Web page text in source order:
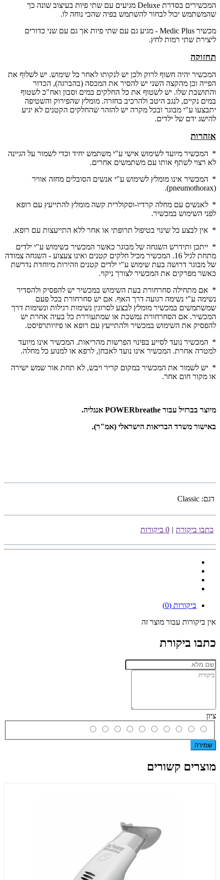
המכשירים בסדרת Deluxe מגיעים עם שתי פיות בעיצוב שונה כך
שהמשתמש יכול לבחור להשתמש בפיה שהכי נוחה לו.
מכשיר Medic Plus - מגיע גם עם שתי פיות אך גם עם שני כדורים
ליצירת שתי רמות לחץ.
תחזוקה
המכשיר יהיה חשוף לרוק ולכן יש לנקותו לאחר כל שימוש. יש לשלוף את
הפייה וכן מהקצה השני יש להסיר את המכסה (בהברגה), הכדור
והתושבת שלו. יש לשטוף את כל החלקים במים וסבון ואח"כ לשטוף
במים נקיים, לנגב היטב ולהרכיב בחזרה. מומלץ שהפירוק והשטיפה
יתבצעו ע"י מבוגר ובכל מקרה יש להזהר שהחלקים הקטנים לא יגיע
להישג ידם של ילדים.
אזהרות
* המכשיר מיועד לשימוש אישי ע"י משתמש יחיד וכדי לשמור על הגיינה
לא רצוי לשתף אותו עם משתמשים אחרים.
* המכשיר אינו מומלץ לשימוש ע"י אנשים הסובלים מחזה אוויר
(pneumothorax).
* לאנשים עם מחלה קרדיו-וסקולרית קשה מומלץ להתייעץ עם רופא
לפני השימוש במכשיר.
* אין לבצע כל שינוי בטיפול תרופתי או אחר ללא התייעצות עם רופא.
* ייתכן ותידרש השגחה של מבוגר כאשר המכשיר בשימוש ע"י ילדים
מתחת לגיל 16. המכשיר מכיל חלקים קטנים ואינו צעצוע - השגחה צמודה
של מבוגר דרושה בעת שימוש ע"י ילדים קטנים וזהירות מיוחדת נדרשת
כאשר מפרקים את המכשיר לצורך ניקוי.
* אם מתחילה סחרחורת בעת השימוש במכשיר יש להפסיק ולהסדיר
נשימה ע"י נשימה רגועה דרך האף. אם יש סחרחורת בכל פעם
שמשתמשים במכשיר מומלץ לבצע לסרוגין נשימות רגילות ונשימות דרך
המכשיר. אם הסחרחורת נמשכת או שמתעוררת כל בעיה אחרת יש
להפסיק את השימוש במכשיר ולהתייעץ עם רופא או פיזיותרפיסט.
* המכשיר נועד לסייע בפינוי הפרשות מהריאות. המכשיר אינו מיועד
למטרה אחרת. המכשיר אינו נועד לאבחן, לרפא או למנוע כל מחלה.
* יש לשמור את המכשיר במקום קריר ויבש, לא תחת אור שמש ישירה
או מקור חום אחר.
מיוצר בברזיל עבור POWERbreathe אנגליה.
באישור משרד הבריאות הישראלי (אמ"ר).
דגם: Classic
כתבו ביקורת | 0 ביקורות
ביקורות (0)
אין ביקורות עבור מוצר זה
כתבו ביקורת
ציון
שמירה
מוצרים קשורים